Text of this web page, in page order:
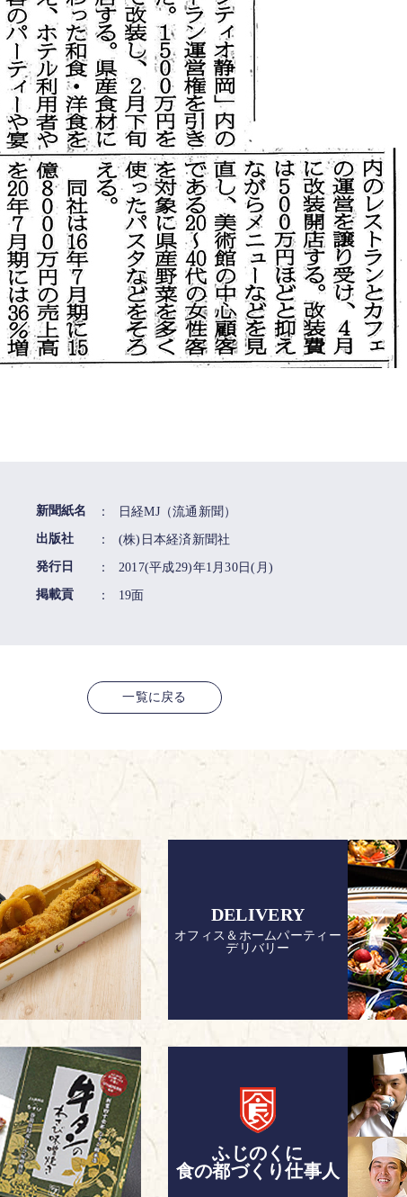
新聞紙名 ：
日経MJ（流通新聞）
出版社
：
(株)日本経済新聞社
発行日
：
2017(平成29)年1月30日(月)
掲載貢
： 19面
一覧に戻る
DELIVERY
オフィス＆ホームパーティー
デリバリー
ふじのくに
食の都づくり仕事人